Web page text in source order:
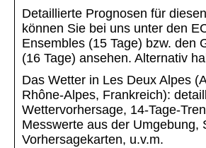
Detaillierte Prognosen für
können Sie bei uns unter den
Ensembles (15 Tage) bzw. den
(16 Tage) ansehen. Alternativ
Das Wetter in Les Deux Alpes
Rhône-Alpes, Frankreich):
Wettervorhersage, 14-Tage-
Messwerte aus der Umgebung,
Vorhersagekarten, u.v.m.